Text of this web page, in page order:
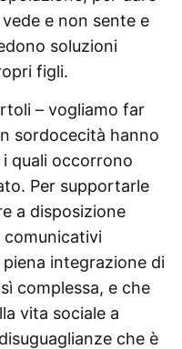
e non sente e
soluzioni
figli.
– vogliamo far
sordocecità hanno
quali occorrono
Per supportarle
a disposizione
integrazione di
complessa, e che
vita sociale a
che è